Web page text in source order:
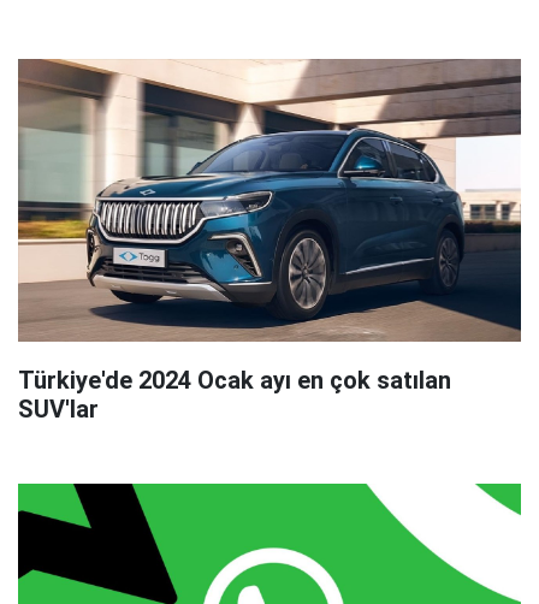
Türkiye'de 2024 Ocak ayı en çok satılan
SUV'lar